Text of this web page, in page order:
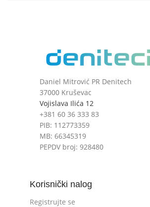
Daniel Mitrović PR Denitech
37000 Kruševac
Vojislava Ilića 12
+381 60 36 333 83
PIB: 112773359
MB: 66345319
PEPDV broj: 928480
Korisnički nalog
Registrujte se